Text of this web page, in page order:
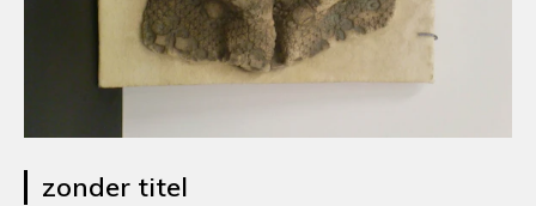
zonder titel